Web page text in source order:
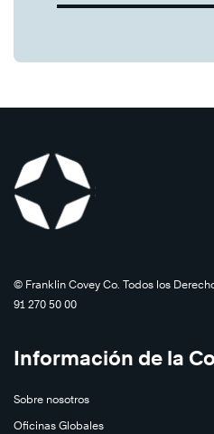
©️ Franklin Covey Co. Todos los
91 270 50 00
Información de la
Sobre nosotros
Oficinas Globales